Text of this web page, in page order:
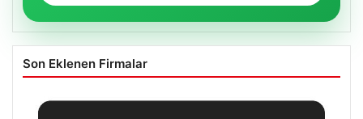
Son Eklenen Firmalar